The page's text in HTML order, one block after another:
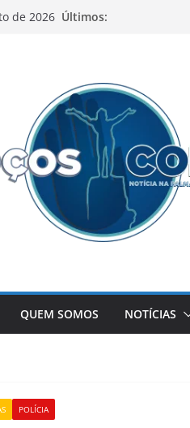
de 2026 Últimos:
QUEM SOMOS NOTÍCIAS
POLÍCIA